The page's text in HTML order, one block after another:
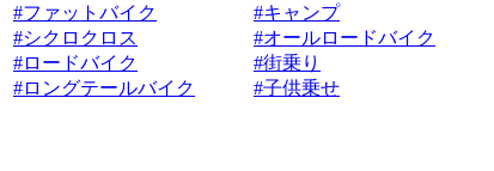
#ファットバイク
#シクロクロス
#ロードバイク
#ロングテールバイク
#キャンプ
#オールロードバイク
#街乗り
#子供乗せ